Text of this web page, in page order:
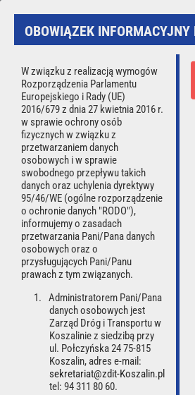
Użytkownik: *
Hasło: *
Zaloguj
OBOWIĄZEK INFORMACYJNY
W związku z realizacją wymogów
Rozporządzenia Parlamentu
Europejskiego i Rady (UE)
2016/679 z dnia 27 kwietnia 2016 r.
w sprawie ochrony osób
fizycznych w związku z
przetwarzaniem danych
osobowych i w sprawie
swobodnego przepływu takich
danych oraz uchylenia dyrektywy
95/46/WE (ogólne rozporządzenie
o ochronie danych "RODO"),
informujemy o zasadach
przetwarzania Pani/Pana danych
osobowych oraz o
przysługujących Pani/Panu
prawach z tym związanych.
Administratorem Pani/Pana
danych osobowych jest
Zarząd Dróg i Transportu w
Koszalinie z siedzibą przy
ul. Połczyńska 24 75-815
Koszalin, adres e-mail:
sekretariat@zdit-Koszalin.pl
tel: 94 311 80 60.
Strona używa ciasteczek
Korzystając ze strony wyrażasz zgodę
zgodnie z aktualnymi
Czytaj więcej.
Rozumiem